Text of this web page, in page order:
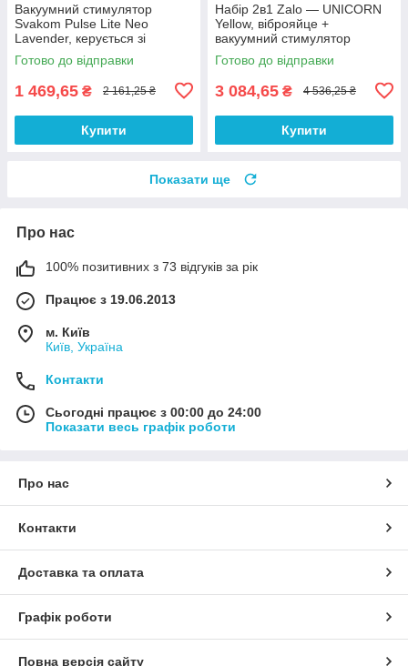
Вакуумний стимулятор
Svakom Pulse Lite Neo
Lavender, керується зі
смартфона
Готово до відправки
1 469,65 ₴ 2 161,25 ₴
Купити
Набір 2в1 Zalo — UNICORN
Yellow, віброяйце +
вакуумний стимулятор
Готово до відправки
3 084,65 ₴ 4 536,25 ₴
Купити
Показати ще
Про нас
100% позитивних з 73 відгуків за рік
Працює з 19.06.2013
м. Київ
Київ, Україна
Контакти
Сьогодні працює з 00:00 до 24:00
Показати весь графік роботи
Про нас
Контакти
Доставка та оплата
Графік роботи
Повна версія сайту